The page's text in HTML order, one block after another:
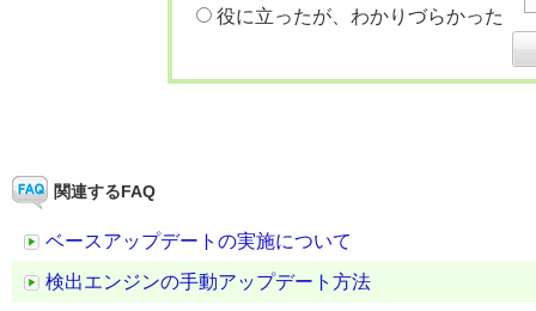
役に立ったが、わかりづらかった
関連するFAQ
ベースアップデートの実施について
検出エンジンの手動アップデート方法